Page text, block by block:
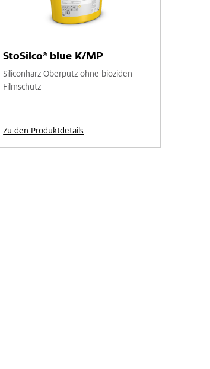
StoSilco® blue K/MP
Siliconharz-Oberputz ohne bioziden
Filmschutz
Zu den Produktdetails